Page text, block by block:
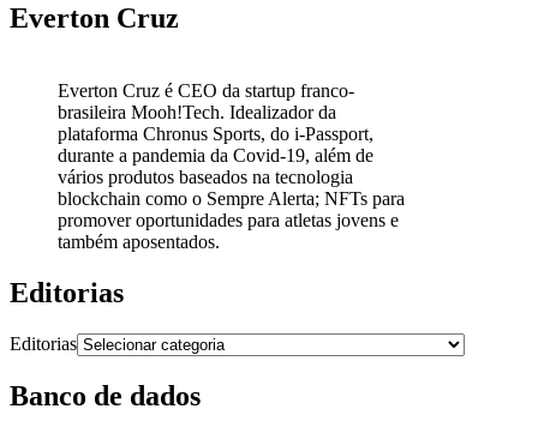
Everton Cruz
Everton Cruz é CEO da startup franco-
brasileira Mooh!Tech. Idealizador da
plataforma Chronus Sports, do i-Passport,
durante a pandemia da Covid-19, além de
vários produtos baseados na tecnologia
blockchain como o Sempre Alerta; NFTs para
promover oportunidades para atletas jovens e
também aposentados.
Editorias
Editorias
Banco de dados